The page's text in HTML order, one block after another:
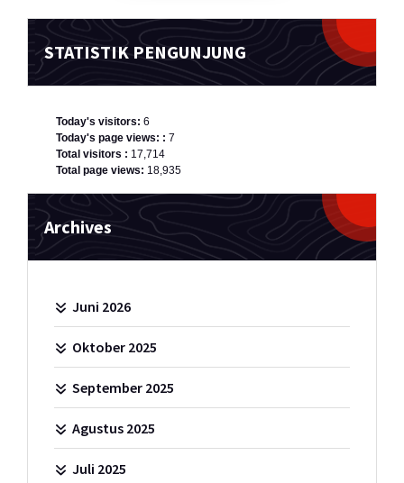
STATISTIK PENGUNJUNG
Today's visitors: 6
Today's page views: : 7
Total visitors : 17,714
Total page views: 18,935
Archives
Juni 2026
Oktober 2025
September 2025
Agustus 2025
Juli 2025